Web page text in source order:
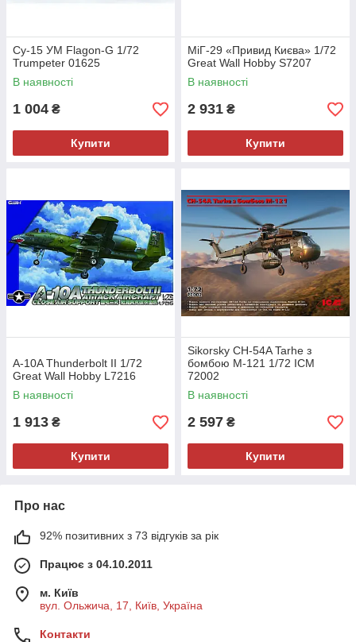
Су-15 УМ Flagon-G 1/72
Trumpeter 01625
В наявності
1 004 ₴
Купити
МіГ-29 «Привид Києва» 1/72
Great Wall Hobby S7207
В наявності
2 931 ₴
Купити
A-10A Thunderbolt II 1/72
Great Wall Hobby L7216
В наявності
1 913 ₴
Купити
Sikorsky CH-54A Tarhe з
бомбою M-121 1/72 ICM
72002
В наявності
2 597 ₴
Купити
Про нас
92% позитивних з 73 відгуків за рік
Працює з 04.10.2011
м. Київ
вул. Ольжича, 17, Київ, Україна
Контакти